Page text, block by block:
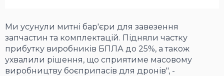
Ми усунули митні бар'єри для завезення
запчастин та комплектацій. Підняли частку
прибутку виробників БПЛА до 25%, а також
ухвалили рішення, що сприятиме масовому
виробництву боєприпасів для дронів", -